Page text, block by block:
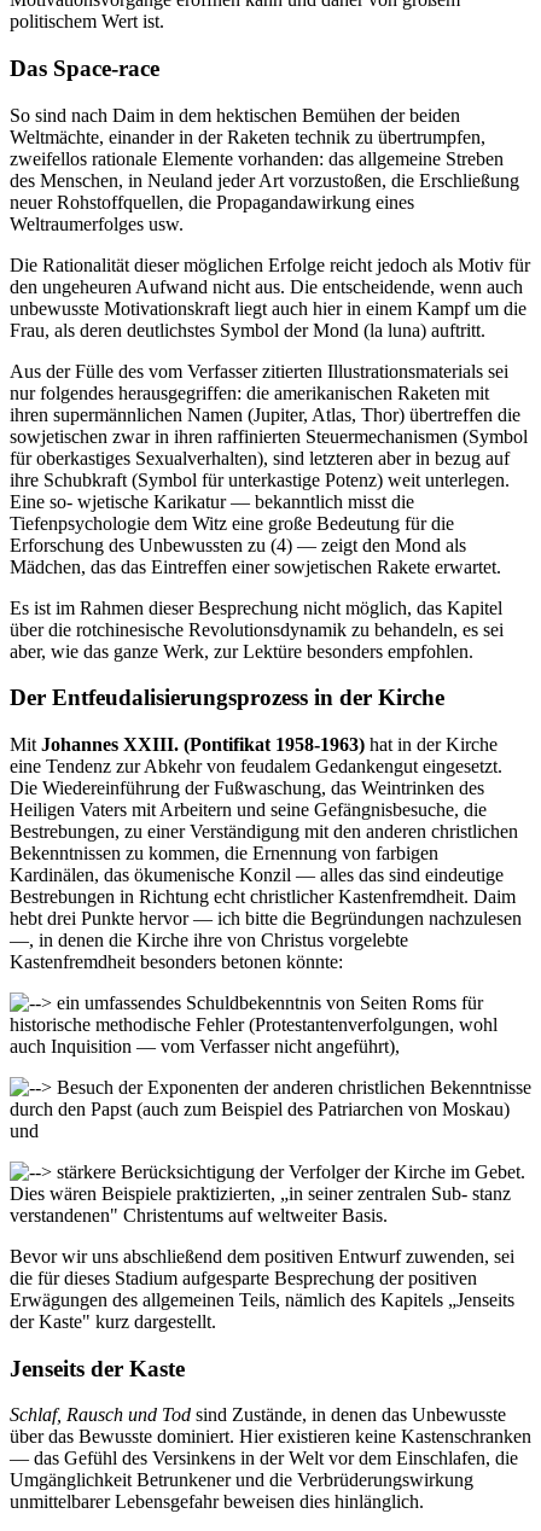
politischem Wert ist.
Das Space-race
So sind nach Daim in dem hektischen Bemühen der beiden
Weltmächte, einander in der Raketen technik zu übertrumpfen,
zweifellos rationale Elemente vorhanden: das allgemeine Streben
des Menschen, in Neuland jeder Art vorzustoßen, die Erschließung
neuer Rohstoffquellen, die Propagandawirkung eines
Weltraumerfolges usw.
Die Rationalität dieser möglichen Erfolge reicht jedoch als Motiv für
den ungeheuren Aufwand nicht aus. Die entscheidende, wenn auch
unbewusste Motivationskraft liegt auch hier in einem Kampf um die
Frau, als deren deutlichstes Symbol der Mond (la luna) auftritt.
Aus der Fülle des vom Verfasser zitierten Illustrationsmaterials sei
nur folgendes herausgegriffen: die amerikanischen Raketen mit
ihren supermännlichen Namen (Jupiter, Atlas, Thor) übertreffen die
sowjetischen zwar in ihren raffinierten Steuermechanismen (Symbol
für oberkastiges Sexualverhalten), sind letzteren aber in bezug auf
ihre Schubkraft (Symbol für unterkastige Potenz) weit unterlegen.
Eine so- wjetische Karikatur — bekanntlich misst die
Tiefenpsychologie dem Witz eine große Bedeutung für die
Erforschung des Unbewussten zu (4) — zeigt den Mond als
Mädchen, das das Eintreffen einer sowjetischen Rakete erwartet.
Es ist im Rahmen dieser Besprechung nicht möglich, das Kapitel
über die rotchinesische Revolutionsdynamik zu behandeln, es sei
aber, wie das ganze Werk, zur Lektüre besonders empfohlen.
Der Entfeudalisierungsprozess in der Kirche
Mit Johannes XXIII. (Pontifikat 1958-1963) hat in der Kirche
eine Tendenz zur Abkehr von feudalem Gedankengut eingesetzt.
Die Wiedereinführung der Fußwaschung, das Weintrinken des
Heiligen Vaters mit Arbeitern und seine Gefängnisbesuche, die
Bestrebungen, zu einer Verständigung mit den anderen christlichen
Bekenntnissen zu kommen, die Ernennung von farbigen
Kardinälen, das ökumenische Konzil — alles das sind eindeutige
Bestrebungen in Richtung echt christlicher Kastenfremdheit. Daim
hebt drei Punkte hervor — ich bitte die Begründungen nachzulesen
—, in denen die Kirche ihre von Christus vorgelebte
Kastenfremdheit besonders betonen könnte:
ein umfassendes Schuldbekenntnis von Seiten Roms für
historische methodische Fehler (Protestantenverfolgungen, wohl
auch Inquisition — vom Verfasser nicht angeführt),
Besuch der Exponenten der anderen christlichen Bekenntnisse
durch den Papst (auch zum Beispiel des Patriarchen von Moskau)
und
stärkere Berücksichtigung der Verfolger der Kirche im Gebet.
Dies wären Beispiele praktizierten, „in seiner zentralen Sub- stanz
verstandenen" Christentums auf weltweiter Basis.
Bevor wir uns abschließend dem positiven Entwurf zuwenden, sei
die für dieses Stadium aufgesparte Besprechung der positiven
Erwägungen des allgemeinen Teils, nämlich des Kapitels „Jenseits
der Kaste" kurz dargestellt.
Jenseits der Kaste
Schlaf, Rausch und Tod sind Zustände, in denen das Unbewusste
über das Bewusste dominiert. Hier existieren keine Kastenschranken
— das Gefühl des Versinkens in der Welt vor dem Einschlafen, die
Umgänglichkeit Betrunkener und die Verbrüderungswirkung
unmittelbarer Lebensgefahr beweisen dies hinlänglich.